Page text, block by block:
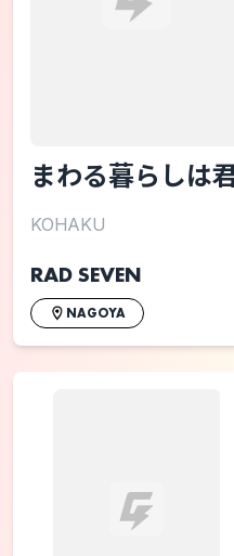
まわる暮らしは
KOHAKU
RAD SEVEN
NAGOYA